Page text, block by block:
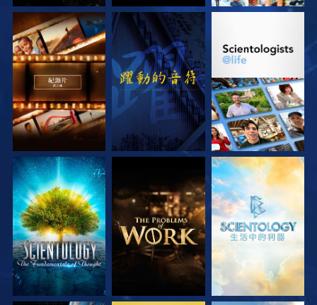
探索系列節目 觀看 探索系列節目
探索系列節目 探索系列節目 探索系列節目